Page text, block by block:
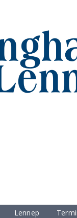
Lennep